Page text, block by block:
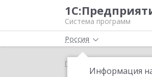
Система программ
Россия
Информация
Главная